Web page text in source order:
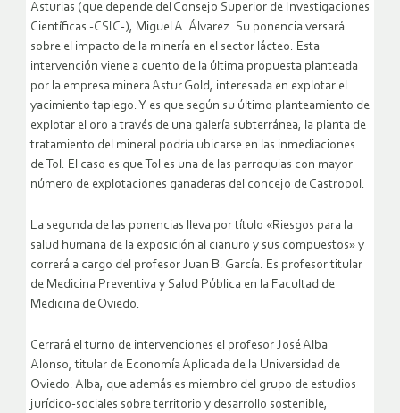
Asturias (que depende del Consejo Superior de Investigaciones
Científicas -CSIC-), Miguel A. Álvarez. Su ponencia versará
sobre el impacto de la minería en el sector lácteo. Esta
intervención viene a cuento de la última propuesta planteada
por la empresa minera Astur Gold, interesada en explotar el
yacimiento tapiego. Y es que según su último planteamiento de
explotar el oro a través de una galería subterránea, la planta de
tratamiento del mineral podría ubicarse en las inmediaciones
de Tol. El caso es que Tol es una de las parroquias con mayor
número de explotaciones ganaderas del concejo de Castropol.
La segunda de las ponencias lleva por título «Riesgos para la
salud humana de la exposición al cianuro y sus compuestos» y
correrá a cargo del profesor Juan B. García. Es profesor titular
de Medicina Preventiva y Salud Pública en la Facultad de
Medicina de Oviedo.
Cerrará el turno de intervenciones el profesor José Alba
Alonso, titular de Economía Aplicada de la Universidad de
Oviedo. Alba, que además es miembro del grupo de estudios
jurídico-sociales sobre territorio y desarrollo sostenible,